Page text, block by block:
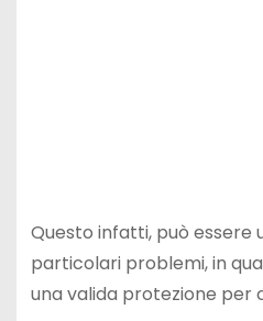
Questo infatti, può essere
particolari problemi, in
una valida protezione per